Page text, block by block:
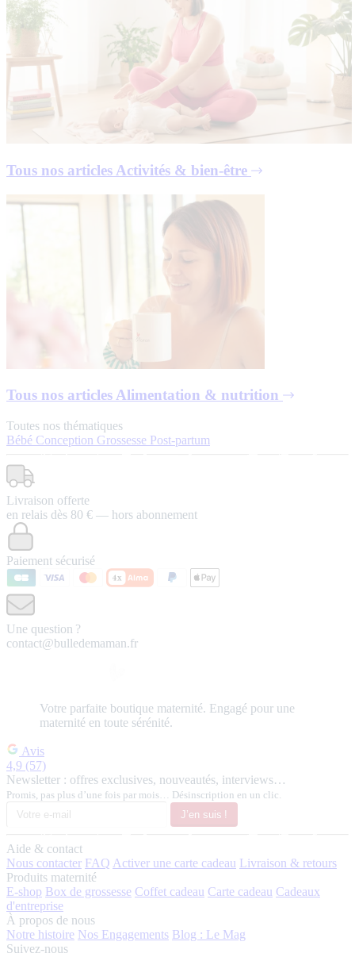
Tous nos articles Activités & bien-être
Tous nos articlesAlimentation & nutrition
Toutes nos thématiques
Bébé Conception Grossesse Post-partum
Livraison offerte
en relais dès 80 € — hors abonnement
Paiement sécurisé
Une question ?
contact@bulledemaman.fr
Votre parfaite boutique maternité. Engagé pour une
maternité en toute sérénité.
Avis
4,9 (57)
Newsletter : offres exclusives, nouveautés, interviews…
Promis, pas plus d’une fois par mois… Désinscription en un clic.
J’en suis !
Aide & contact
Nous contacter FAQ Activer une carte cadeau Livraison & retours
Produits maternité
E-shop Box de grossesse Coffet cadeau Carte cadeau Cadeaux
d'entreprise
À propos de nous
Notre histoire Nos Engagements Blog : Le Mag
Suivez-nous